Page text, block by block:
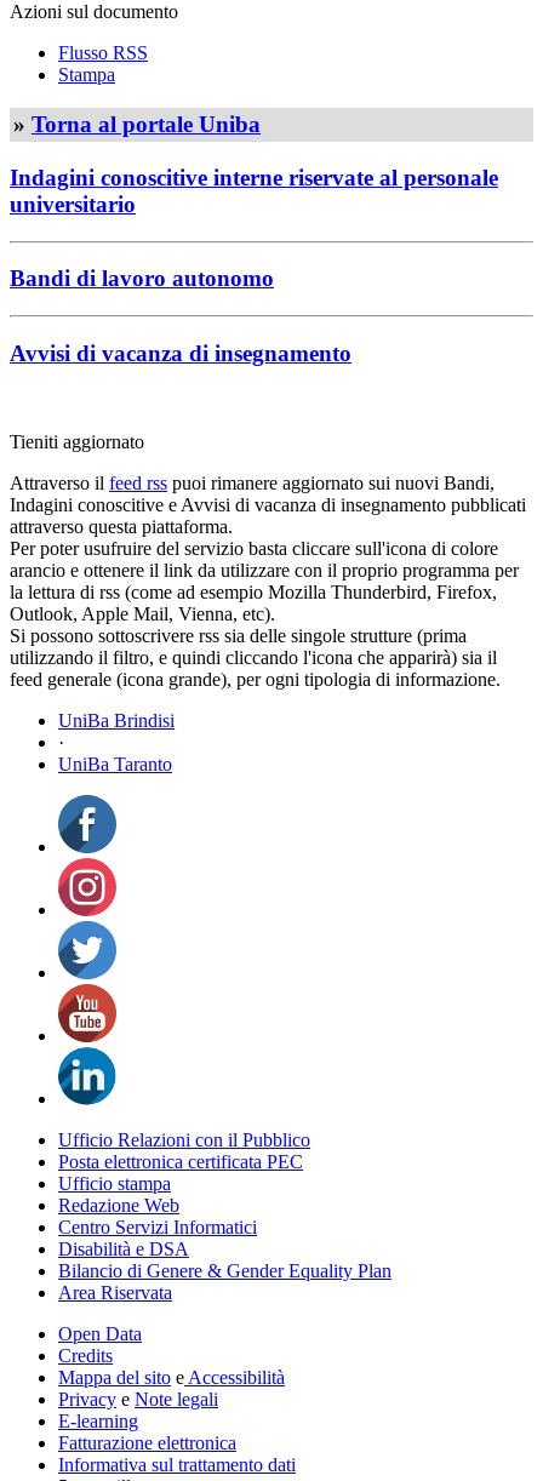
Azioni sul documento
Flusso RSS
Stampa
» Torna al portale Uniba
Indagini conoscitive interne riservate al personale
universitario
Bandi di lavoro autonomo
Avvisi di vacanza di insegnamento
Tieniti aggiornato
Attraverso il feed rss puoi rimanere aggiornato sui nuovi Bandi,
Indagini conoscitive e Avvisi di vacanza di insegnamento pubblicati
attraverso questa piattaforma.
Per poter usufruire del servizio basta cliccare sull'icona di colore
arancio e ottenere il link da utilizzare con il proprio programma per
la lettura di rss (come ad esempio Mozilla Thunderbird, Firefox,
Outlook, Apple Mail, Vienna, etc).
Si possono sottoscrivere rss sia delle singole strutture (prima
utilizzando il filtro, e quindi cliccando l'icona che apparirà) sia il
feed generale (icona grande), per ogni tipologia di informazione.
UniBa Brindisi
·
UniBa Taranto
Ufficio Relazioni con il Pubblico
Posta elettronica certificata PEC
Ufficio stampa
Redazione Web
Centro Servizi Informatici
Disabilità e DSA
Bilancio di Genere & Gender Equality Plan
Area Riservata
Open Data
Credits
Mappa del sito e Accessibilità
Privacy e Note legali
E-learning
Fatturazione elettronica
Informativa sul trattamento dati